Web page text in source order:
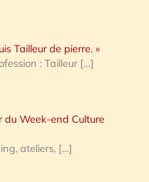
Tailleur de pierre. »
: Tailleur […]
Week-end Culture
ateliers, […]